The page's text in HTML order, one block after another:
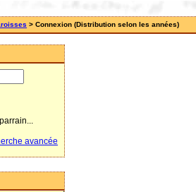
> Connexion (Distribution selon les années)
avancée